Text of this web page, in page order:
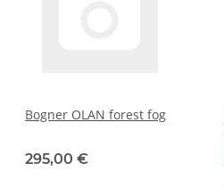
Bogner OLAN forest fog
295,00 €